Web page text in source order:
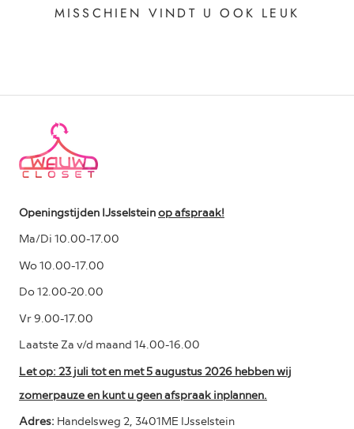
MISSCHIEN VINDT U OOK LEUK
Openingstijden IJsselsteinop afspraak!
Ma/Di 10.00-17.00
Wo 10.00-17.00
Do 12.00-20.00
Vr 9.00-17.00
Laatste Za v/d maand 14.00-16.00
Let op: 23 juli tot en met 5 augustus 2026 hebben wij
zomerpauze en kunt u geen afspraak inplannen.
Adres: Handelsweg 2, 3401ME IJsselstein